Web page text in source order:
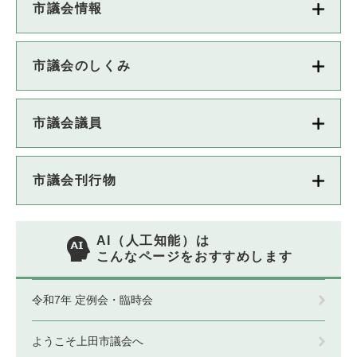
市議会情報
市議会のしくみ
市議会議員
市議会刊行物
AI（人工知能）は
こんなページをおすすめします
令和7年 定例会・臨時会
ようこそ上田市議会へ